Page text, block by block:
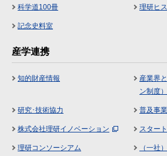
科学道100冊 理研ヒ
記念史料室
産学連携
知的財産情報
産業界
ン制度）
研究･技術協力 普及事
株式会社理研イノベーション スター
理研コンソーシアム
（一社